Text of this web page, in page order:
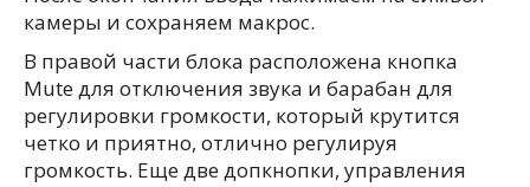
камеры и сохраняем макрос.
В правой части блока расположена кнопка
Mute для отключения звука и барабан для
регулировки громкости, который крутится
четко и приятно, отлично регулируя
громкость. Еще две допкнопки, управления